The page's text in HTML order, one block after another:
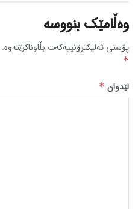
وەڵامێک بنووسە
پۆستی ئەلیکترۆنییەکەت بڵاوناکرێتەوە.
*
لێدوان *